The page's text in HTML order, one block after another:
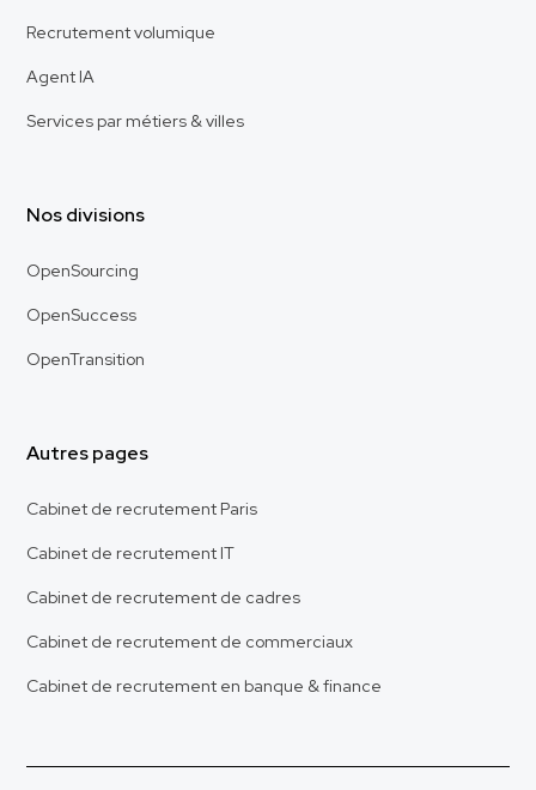
Recrutement volumique
Agent IA
Services par métiers & villes
Nos divisions
OpenSourcing
OpenSuccess
OpenTransition
Autres pages
Cabinet de recrutement Paris
Cabinet de recrutement IT
Cabinet de recrutement de cadres
Cabinet de recrutement de commerciaux
Cabinet de recrutement en banque & finance